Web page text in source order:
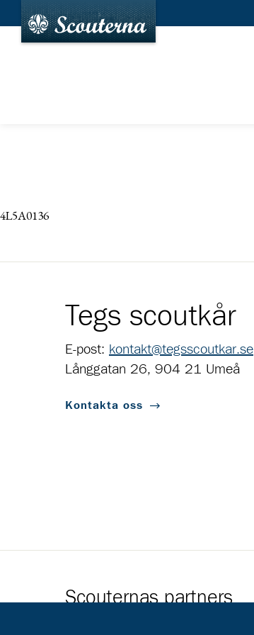
4L5A0136
Tegs scoutkår
E-post: kontakt@tegsscoutkar.se
Långgatan 26, 904 21 Umeå
Kontakta oss
Scouternas partners